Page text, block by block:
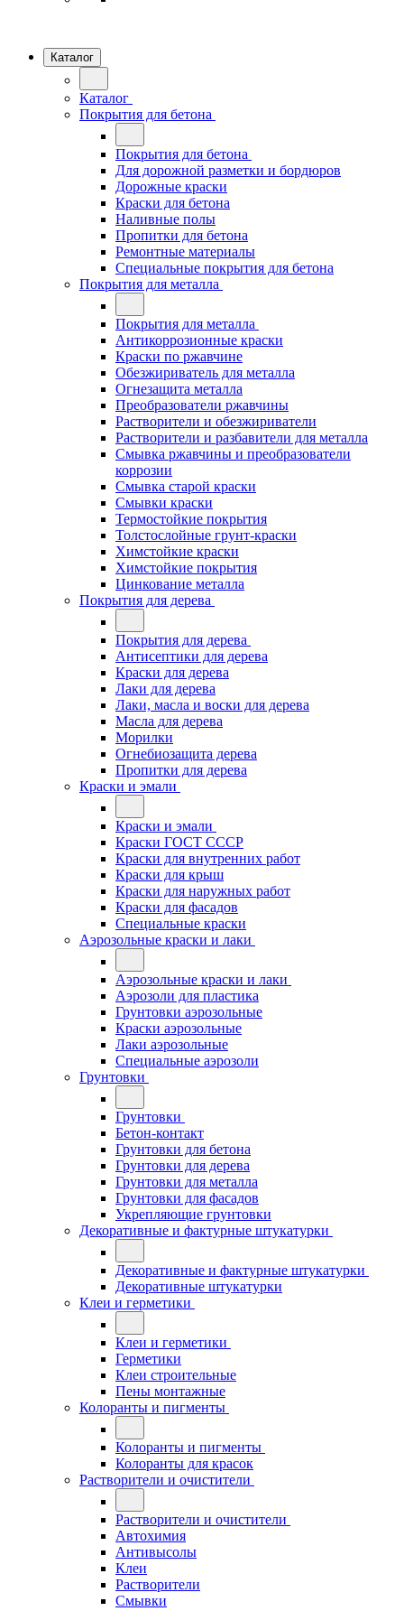
Каталог
Каталог
Покрытия для бетона
Покрытия для бетона
Для дорожной разметки и бордюров
Дорожные краски
Краски для бетона
Наливные полы
Пропитки для бетона
Ремонтные материалы
Специальные покрытия для бетона
Покрытия для металла
Покрытия для металла
Антикоррозионные краски
Краски по ржавчине
Обезжириватель для металла
Огнезащита металла
Преобразователи ржавчины
Растворители и обезжириватели
Растворители и разбавители для металла
Смывка ржавчины и преобразователи
коррозии
Смывка старой краски
Смывки краски
Термостойкие покрытия
Толстослойные грунт-краски
Химстойкие краски
Химстойкие покрытия
Цинкование металла
Покрытия для дерева
Покрытия для дерева
Антисептики для дерева
Краски для дерева
Лаки для дерева
Лаки, масла и воски для дерева
Масла для дерева
Морилки
Огнебиозащита дерева
Пропитки для дерева
Краски и эмали
Краски и эмали
Краски ГОСТ СССР
Краски для внутренних работ
Краски для крыш
Краски для наружных работ
Краски для фасадов
Специальные краски
Аэрозольные краски и лаки
Аэрозольные краски и лаки
Аэрозоли для пластика
Грунтовки аэрозольные
Краски аэрозольные
Лаки аэрозольные
Специальные аэрозоли
Грунтовки
Грунтовки
Бетон-контакт
Грунтовки для бетона
Грунтовки для дерева
Грунтовки для металла
Грунтовки для фасадов
Укрепляющие грунтовки
Декоративные и фактурные штукатурки
Декоративные и фактурные штукатурки
Декоративные штукатурки
Клеи и герметики
Клеи и герметики
Герметики
Клеи строительные
Пены монтажные
Колоранты и пигменты
Колоранты и пигменты
Колоранты для красок
Растворители и очистители
Растворители и очистители
Автохимия
Антивысолы
Клеи
Растворители
Смывки